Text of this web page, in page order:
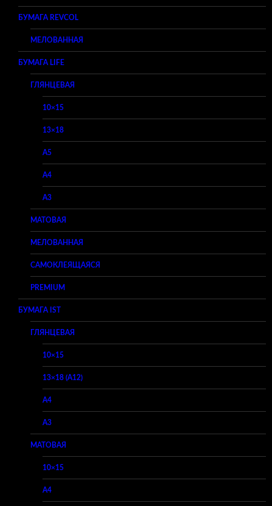
БУМАГА REVCOL
МЕЛОВАННАЯ
БУМАГА LIFE
ГЛЯНЦЕВАЯ
10×15
13×18
A5
A4
A3
МАТОВАЯ
МЕЛОВАННАЯ
САМОКЛЕЯЩАЯСЯ
PREMIUM
БУМАГА IST
ГЛЯНЦЕВАЯ
10×15
13×18 (A12)
A4
A3
МАТОВАЯ
10×15
A4